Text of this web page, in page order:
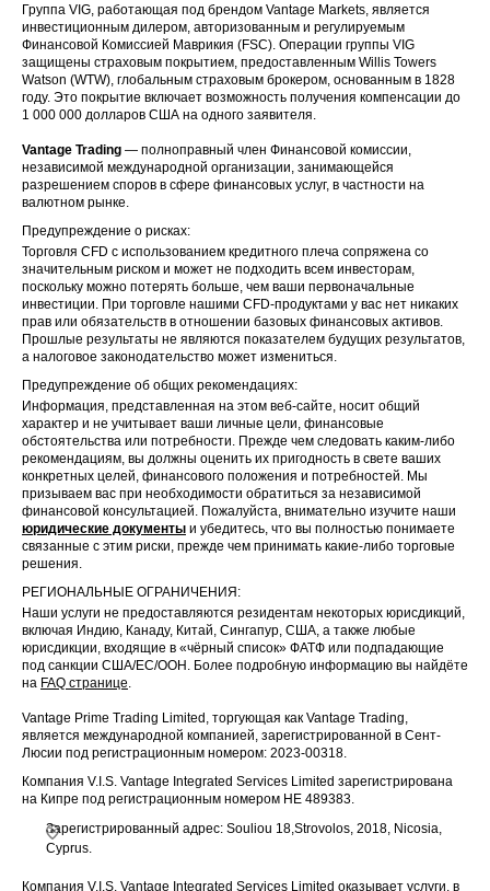
Группа VIG, работающая под брендом Vantage Markets, является
инвестиционным дилером, авторизованным и регулируемым
Финансовой Комиссией Маврикия (FSC). Операции группы VIG
защищены страховым покрытием, предоставленным Willis Towers
Watson (WTW), глобальным страховым брокером, основанным в 1828
году. Это покрытие включает возможность получения компенсации до
1 000 000 долларов США на одного заявителя.
Vantage Trading — полноправный член Финансовой комиссии,
независимой международной организации, занимающейся
разрешением споров в сфере финансовых услуг, в частности на
валютном рынке.
Предупреждение о рисках:
Торговля CFD с использованием кредитного плеча сопряжена со
значительным риском и может не подходить всем инвесторам,
поскольку можно потерять больше, чем ваши первоначальные
инвестиции. При торговле нашими CFD-продуктами у вас нет никаких
прав или обязательств в отношении базовых финансовых активов.
Прошлые результаты не являются показателем будущих результатов,
а налоговое законодательство может измениться.
Предупреждение об общих рекомендациях:
Информация, представленная на этом веб-сайте, носит общий
характер и не учитывает ваши личные цели, финансовые
обстоятельства или потребности. Прежде чем следовать каким-либо
рекомендациям, вы должны оценить их пригодность в свете ваших
конкретных целей, финансового положения и потребностей. Мы
призываем вас при необходимости обратиться за независимой
финансовой консультацией. Пожалуйста, внимательно изучите наши
юридические документы и убедитесь, что вы полностью понимаете
связанные с этим риски, прежде чем принимать какие-либо торговые
решения.
РЕГИОНАЛЬНЫЕ ОГРАНИЧЕНИЯ:
Наши услуги не предоставляются резидентам некоторых юрисдикций,
включая Индию, Канаду, Китай, Сингапур, США, а также любые
юрисдикции, входящие в «чёрный список» ФАТФ или подпадающие
под санкции США/ЕС/ООН. Более подробную информацию вы найдёте
на FAQ странице.
Vantage Prime Trading Limited, торгующая как Vantage Trading,
является международной компанией, зарегистрированной в Сент-
Люсии под регистрационным номером: 2023-00318.
Компания V.I.S. Vantage Integrated Services Limited зарегистрирована
на Кипре под регистрационным номером HE 489383.
Зарегистрированный адрес: Souliou 18,Strovolos, 2018, Nicosia,
Cyprus.
Компания V.I.S. Vantage Integrated Services Limited оказывает услуги, в